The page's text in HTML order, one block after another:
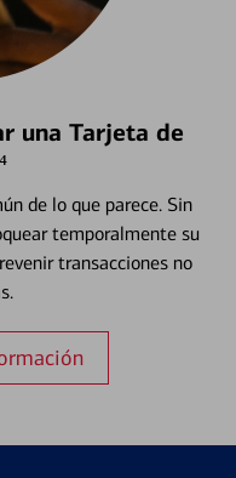
una Tarjeta de
de lo que parece. Sin
temporalmente su
transacciones no